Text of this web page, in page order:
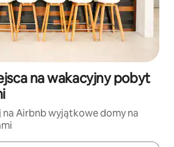
na wakacyjny pobyt
na Airbnb wyjątkowe domy na